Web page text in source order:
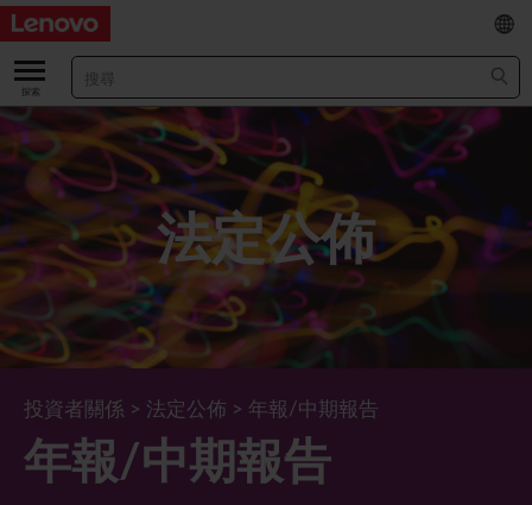
關於我們
關於公司
董事長兼首席執行官報告書
管理團隊 (英文版)
公司資料
Lenovo.com
公司新聞
業績及財務數據
主要財務數據
業績及推介材料
綜合損益表
綜合全面收益表
綜合資產負債表
投資者
股票資料
股價資訊
新投資者
投資者活動年曆
法定公佈
最新消息
年報/中期報告
公告
企業管治
董事會
董事委員會
可持續發展
董事會對環境、社會及管治事宜的監管
新聞和資源
EN
/
简
法定公佈
投資者關係 > 法定公佈 > 年報/中期報告
年報/中期報告